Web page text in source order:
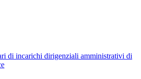
di incarichi dirigenziali amministrativi di